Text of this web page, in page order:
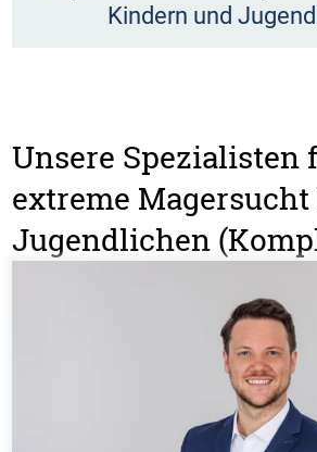
Kindern und
Unsere Spezialisten
extreme Magersucht
Jugendlichen